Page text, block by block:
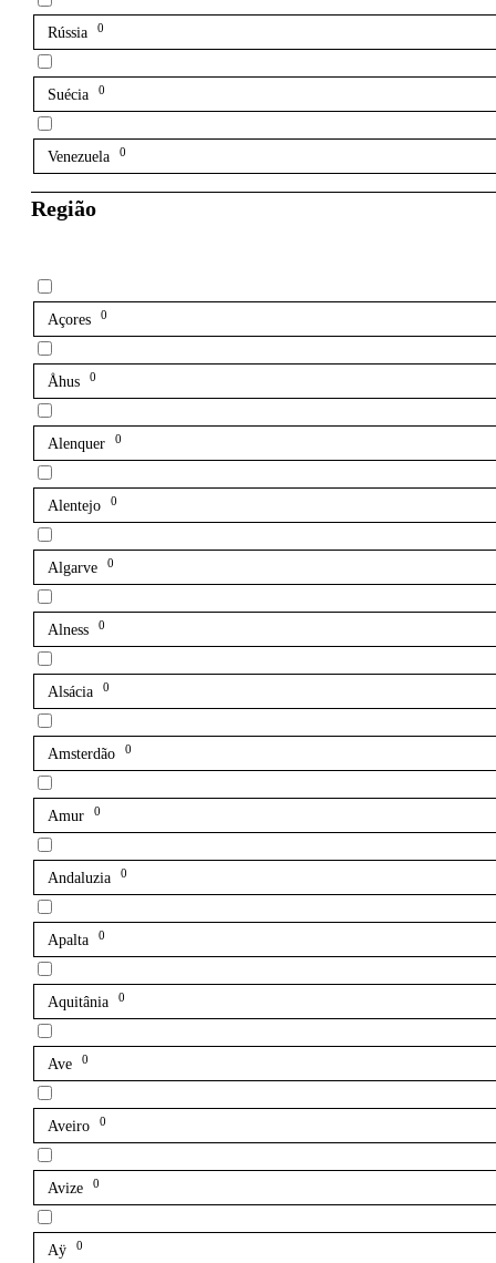
Rússia 0
Suécia 0
Venezuela 0
Região
Açores 0
Åhus 0
Alenquer 0
Alentejo 0
Algarve 0
Alness 0
Alsácia 0
Amsterdão 0
Amur 0
Andaluzia 0
Apalta 0
Aquitânia 0
Ave 0
Aveiro 0
Avize 0
Aÿ 0